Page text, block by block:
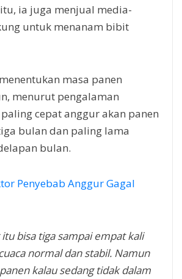
ia juga menjual media-
untuk menanam bibit
masa panen
menurut pengalaman
cepat anggur akan panen
bulan dan paling lama
bulan.
Penyebab Anggur Gagal
itu bisa tiga sampai empat kali
normal dan stabil. Namun
kalau sedang tidak dalam